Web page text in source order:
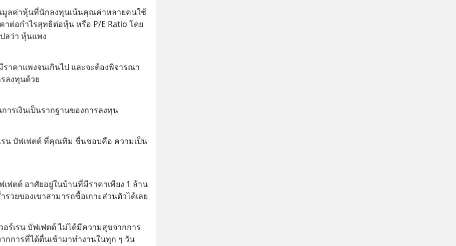
มูลค่าหุ้นที่นักลงทุนเน้นคุณค่าหลายคนใช้
ต่อกำไรสุทธิต่อหุ้น หรือ P/E Ratio โดย
ลว่า หุ้นแพง
คาแพงจนเกินไป และจะต้องพิจารณา
ลงทุนด้วย
ารเงินเป็นรากฐานของการลงทุน
น บัฟเฟตต์ ที่คุณทิม ชื่นชอบคือ ความเป็น
ฟตต์ อาศัยอยู่ในบ้านที่มีราคาเพียง 1 ล้าน
วยของเขาสามารถซื้อเกาะส่วนตัวได้เลย
ร์เรน บัฟเฟตต์ ไม่ได้มีความสุขจากการ
กการที่ได้ตื่นเช้ามาทำงานในทุก ๆ วัน